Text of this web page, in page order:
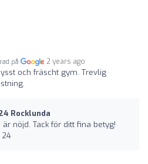
på 2 years ago
och fräscht gym. Trevlig
Rocklunda
är nöjd. Tack för ditt fina betyg!